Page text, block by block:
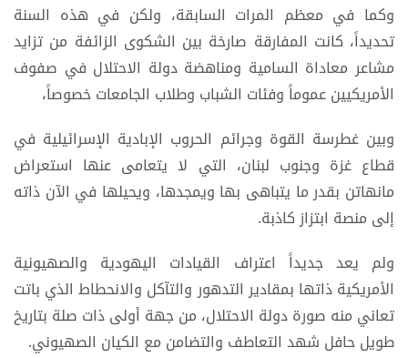
وكما في معظم المرات السابقة، ولكن في هذه السنة
تحديداً، كانت المفارقة صارخة بين الشكوى الزائفة من تزايد
مشاعر معاداة السامية ومناهضة دولة الاحتلال في صفوف
الأمريكيين عموماً وفئات الشباب وطلاب الجامعات خصوصاً،
وبين غطرسة القوة وجرائم الحروب الإبادية الإسرائيلية في
قطاع غزة وجنوب لبنان، التي لا يتعامى عنها استعراض
مانهاتن بقدر ما يتباهى بها ويمجدها، ويحيلها في الآن ذاته
إلى منصة ابتزاز كاذبة.
ولم يعد جديداً اعتراف القيادات اليهودية والصهيونية
الأمريكية ذاتها بمقادير التدهور والتآكل والانحطاط الذي باتت
تعاني منه صورة دولة الاحتلال، من جهة أولى ذات صلة بتاريخ
طويل حافل شهد التعاطف والتضامن مع الكيان الصهيوني.